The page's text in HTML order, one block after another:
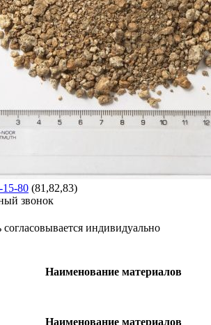
15-80 (81,82,83)
звонок
индивидуально
Наименование материалов
Наименование материалов